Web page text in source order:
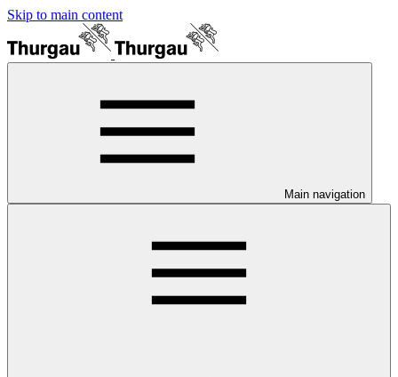
Skip to main content
Main navigation